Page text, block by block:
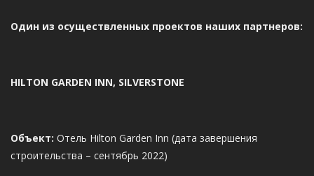
Один из осуществленных проектов наших партнеров:
HILTON GARDEN INN, SILVERSTONE
Объект: Отель Hilton Garden Inn (дата завершения
строительства – сентябрь 2022)